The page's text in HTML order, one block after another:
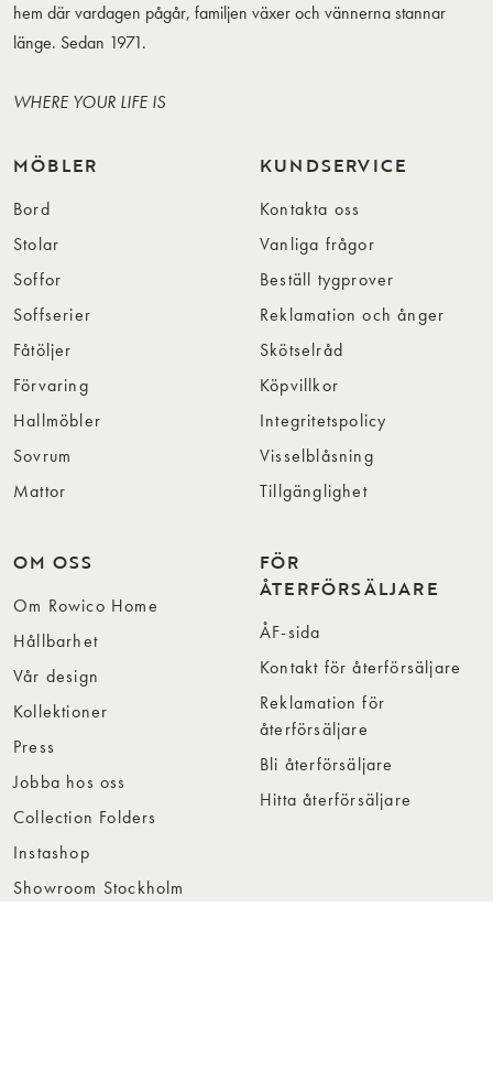
hem där vardagen pågår, familjen växer och vännerna stannar
länge. Sedan 1971.
WHERE YOUR LIFE IS
MÖBLER
Bord
Stolar
Soffor
Soffserier
Fåtöljer
Förvaring
Hallmöbler
Sovrum
Mattor
KUNDSERVICE
Kontakta oss
Vanliga frågor
Beställ tygprover
Reklamation och ånger
Skötselråd
Köpvillkor
Integritetspolicy
Visselblåsning
Tillgänglighet
OM OSS
Om Rowico Home
Hållbarhet
Vår design
Kollektioner
Press
Jobba hos oss
Collection Folders
Instashop
Showroom Stockholm
FÖR
ÅTERFÖRSÄLJARE
ÅF-sida
Kontakt för återförsäljare
Reklamation för
återförsäljare
Bli återförsäljare
Hitta återförsäljare